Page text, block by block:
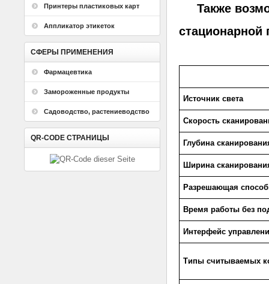
Принтеры пластиковых карт
Аппликатор этикеток
СФЕРЫ ПРИМЕНЕНИЯ
Фармацевтика
Замороженные продукты
Садоводство, растениеводство
QR-CODE СТРАНИЦЫ
Также
Источник света
Скорость
Глубина
Ширина
Разрешающая
Время работы без
Интерфейс
Типы считываемых